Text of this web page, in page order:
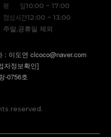
평 일10:00 ~ 17:00
점심시간12:00 ~ 13:00
주말,공휴일 제외
: 이도연 clcoco@naver.com
자정보확인]
-0756호
reserved.